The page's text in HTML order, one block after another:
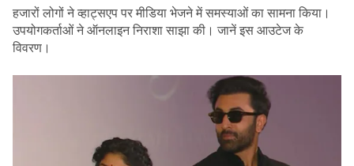
हजारों लोगों ने व्हाट्सएप पर मीडिया भेजने में समस्याओं का सामना किया।
उपयोगकर्ताओं ने ऑनलाइन निराशा साझा की। जानें इस आउटेज के
विवरण।